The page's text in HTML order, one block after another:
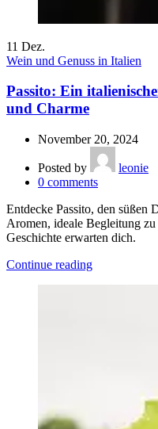
11 Dez.
Wein und Genuss in Italien
Passito: Ein
und Charme
November 20, 2024
Posted by
leonie
0 comments
Entdecke Passito, den süßen
Aromen, ideale Begleitung
Geschichte erwarten dich.
Continue reading